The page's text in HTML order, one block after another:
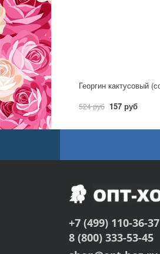
524 руб 157 руб
+7 (499) 110-36-37
8 (800) 333-53-45